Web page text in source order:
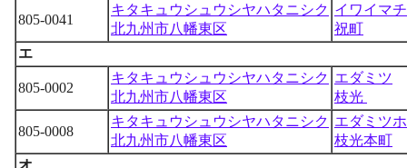
805-0041
キタキュウシュウシヤハタニシク
北九州市八幡東区
イワイマチ
祝町
エ
805-0002
キタキュウシュウシヤハタニシク
北九州市八幡東区
エダミツ
枝光
805-0008
キタキュウシュウシヤハタニシク
北九州市八幡東区
エダミツ
枝光本町